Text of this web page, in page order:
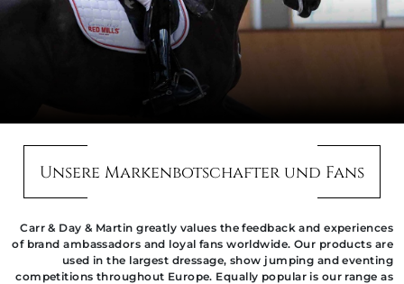
Unsere Markenbotschafter und Fans
Carr & Day & Martin greatly values the feedback and experiences
of brand ambassadors and loyal fans worldwide. Our products are
used in the largest dressage, show jumping and eventing
competitions throughout Europe. Equally popular is our range as